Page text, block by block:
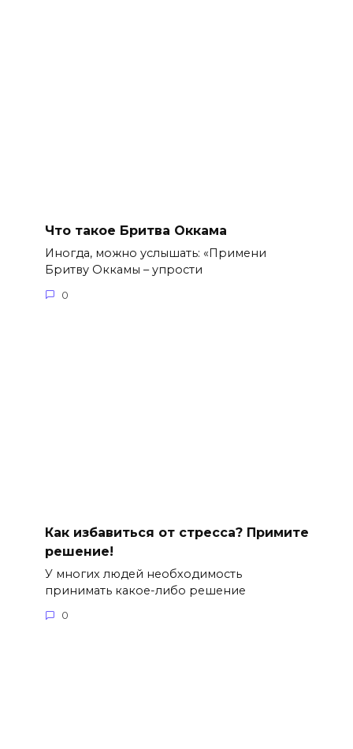
Что такое Бритва Оккама
Иногда, можно услышать: «Примени
Бритву Оккамы – упрости
0
Как избавиться от стресса? Примите
решение!
У многих людей необходимость
принимать какое-либо решение
0